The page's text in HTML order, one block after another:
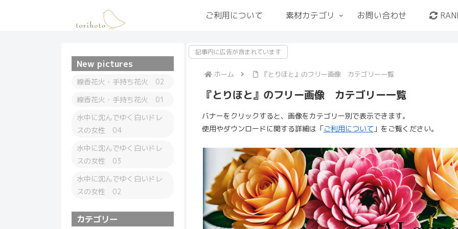
ご利用について 素材カテゴリ お問い合わせ
記事内に広告が含まれています
ホーム 『とりほと』のフリー画像 カテゴリー一覧
『とりほと』のフリー画像 カテゴリー一覧
バナーをクリックすると、画像をカテゴリー別で表示できます。
使用やダウンロードに関する詳細は「ご利用について 」をご覧ください。
New pictures
線香花火・手持ち花火 02
線香花火・手持ち花火 01
水中に沈んでゆく白いドレ
スの女性 04
水中に沈んでゆく白いドレ
スの女性 03
水中に沈んでゆく白いドレ
スの女性 02
カテゴリー